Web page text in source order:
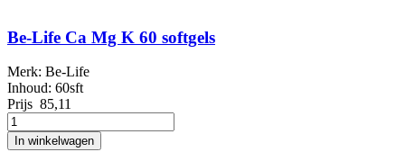
Be-Life Ca Mg K 60 softgels
Merk: Be-Life
Inhoud: 60sft
Prijs 85,11
In winkelwagen